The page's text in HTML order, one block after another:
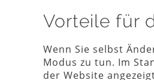
Vorteile für
Wenn Sie selbst
Modus zu tun. Im
der Website